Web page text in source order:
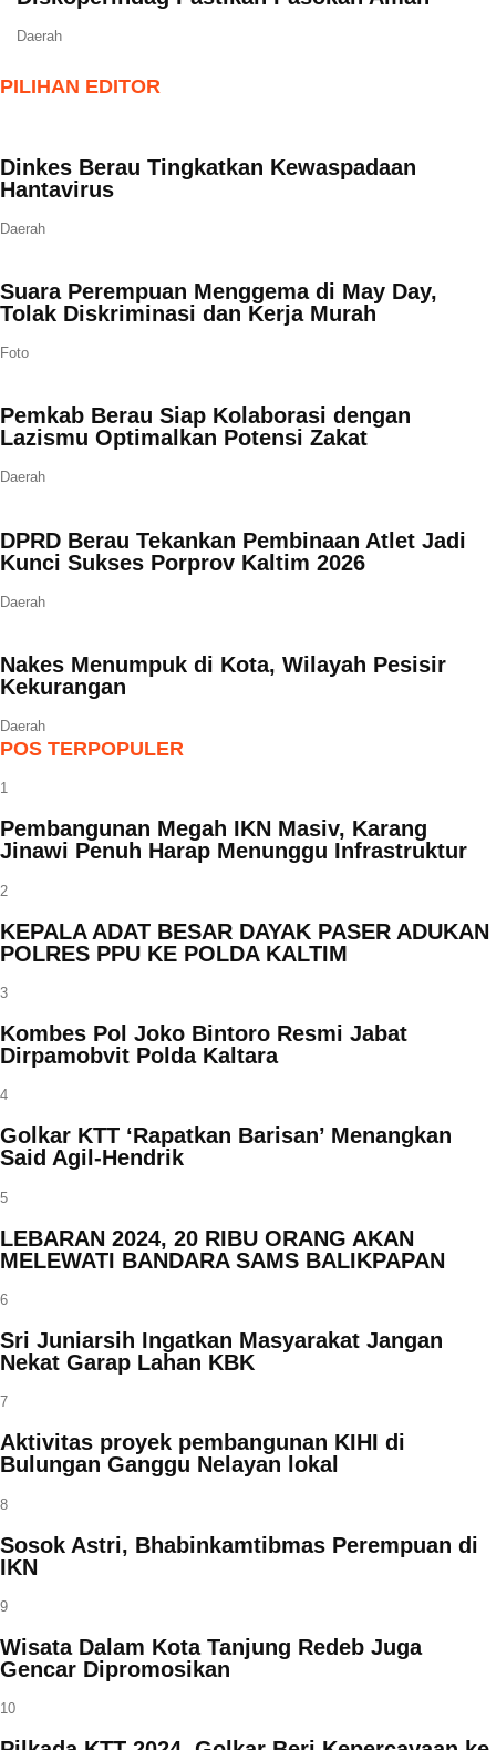
Daerah
PILIHAN EDITOR
Dinkes Berau Tingkatkan Kewaspadaan
Hantavirus
Daerah
Suara Perempuan Menggema di May Day,
Tolak Diskriminasi dan Kerja Murah
Foto
Pemkab Berau Siap Kolaborasi dengan
Lazismu Optimalkan Potensi Zakat
Daerah
DPRD Berau Tekankan Pembinaan Atlet Jadi
Kunci Sukses Porprov Kaltim 2026
Daerah
Nakes Menumpuk di Kota, Wilayah Pesisir
Kekurangan
Daerah
POS TERPOPULER
1
Pembangunan Megah IKN Masiv, Karang
Jinawi Penuh Harap Menunggu Infrastruktur
2
KEPALA ADAT BESAR DAYAK PASER ADUKAN
POLRES PPU KE POLDA KALTIM
3
Kombes Pol Joko Bintoro Resmi Jabat
Dirpamobvit Polda Kaltara
4
Golkar KTT ‘Rapatkan Barisan’ Menangkan
Said Agil-Hendrik
5
LEBARAN 2024, 20 RIBU ORANG AKAN
MELEWATI BANDARA SAMS BALIKPAPAN
6
Sri Juniarsih Ingatkan Masyarakat Jangan
Nekat Garap Lahan KBK
7
Aktivitas proyek pembangunan KIHI di
Bulungan Ganggu Nelayan lokal
8
Sosok Astri, Bhabinkamtibmas Perempuan di
IKN
9
Wisata Dalam Kota Tanjung Redeb Juga
Gencar Dipromosikan
10